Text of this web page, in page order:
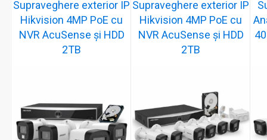
Supraveghere exterior IP
Hikvision 4MP PoE cu
NVR AcuSense și HDD
2TB
Supraveghere exterior IP
Hikvision 4MP PoE cu
NVR AcuSense și HDD
2TB